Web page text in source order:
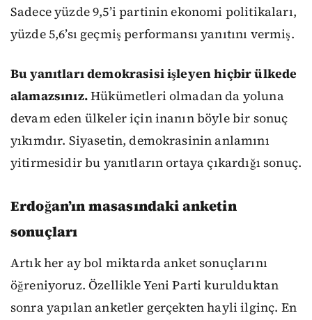
Sadece yüzde 9,5’i partinin ekonomi politikaları,
yüzde 5,6’sı geçmiş performansı yanıtını vermiş.
Bu yanıtları demokrasisi işleyen hiçbir ülkede
alamazsınız.Hükümetleri olmadan da yoluna
devam eden ülkeler için inanın böyle bir sonuç
yıkımdır. Siyasetin, demokrasinin anlamını
yitirmesidir bu yanıtların ortaya çıkardığı sonuç.
Erdoğan’ın masasındaki anketin
sonuçları
Artık her ay bol miktarda anket sonuçlarını
öğreniyoruz. Özellikle Yeni Parti kurulduktan
sonra yapılan anketler gerçekten hayli ilginç. En